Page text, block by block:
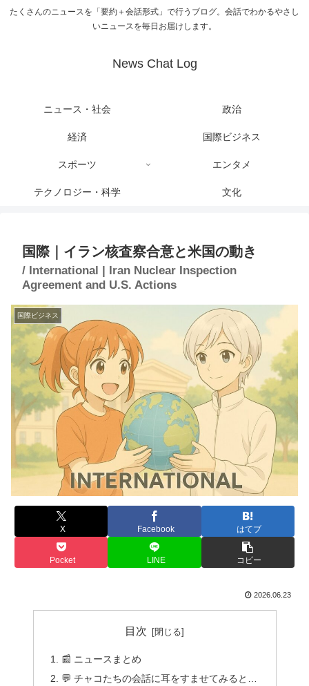
たくさんのニュースを「要約＋会話形式」で行うブログ。会話でわかるやさし
いニュースを毎日お届けします。
News Chat Log
ニュース・社会 政治
経済 国際ビジネス
スポーツ エンタメ
テクノロジー・科学 文化
国際｜イラン核査察合意と米国の動き
/ International | Iran Nuclear Inspection
Agreement and U.S. Actions
国際ビジネス
X Facebook はてブ
Pocket LINE コピー
2026.06.23
目次
📰 ニュースまとめ
💬 チャコたちの会話に耳をすませてみると…